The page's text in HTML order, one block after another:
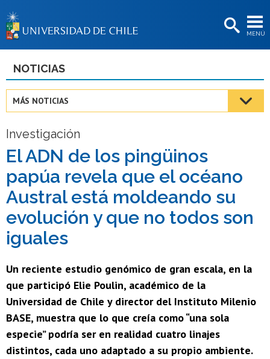
MENÚ
BIBLIOTECAS
Estudiantes
Funcionarias/os
Egresadas/os
NOTICIAS
MÁS NOTICIAS
Investigación
El ADN de los pingüinos
papúa revela que el océano
Austral está moldeando su
evolución y que no todos son
iguales
Un reciente estudio genómico de gran escala, en la
que participó Elie Poulin, académico de la
Universidad de Chile y director del Instituto Milenio
BASE, muestra que lo que creía como “una sola
especie” podría ser en realidad cuatro linajes
distintos, cada uno adaptado a su propio ambiente.